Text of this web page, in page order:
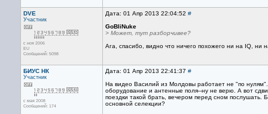
DVE
Участник
с ноя 2006
EU
Сообщений: 5098
Дата: 01 Апр 2013 22:04:52 #
GoBliNuke
> Может, тут разборчивее?
Ага, спасибо, видно что ничего похожего ни на IQ, ни
БИУС НК
Участник
с мая 2008
Сообщений: 174
Дата: 01 Апр 2013 22:41:37 #
На видео Василий из Молдовы работает не "по
оборудование и антенные поля--ну не верю. А вот
поездки такой брать, вечером перед сном послушать.
основной селекции?